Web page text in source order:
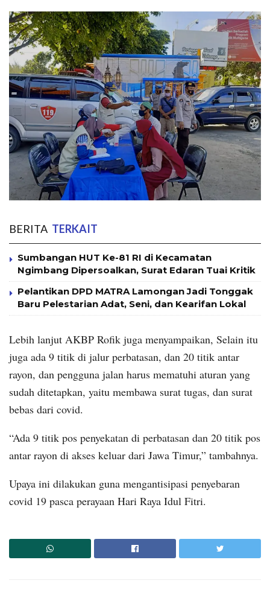
BERITA TERKAIT
Sumbangan HUT Ke-81 RI di Kecamatan
Ngimbang Dipersoalkan, Surat Edaran Tuai Kritik
Pelantikan DPD MATRA Lamongan Jadi Tonggak
Baru Pelestarian Adat, Seni, dan Kearifan Lokal
Lebih lanjut AKBP Rofik juga menyampaikan, Selain itu
juga ada 9 titik di jalur perbatasan, dan 20 titik antar
rayon, dan pengguna jalan harus mematuhi aturan yang
sudah ditetapkan, yaitu membawa surat tugas, dan surat
bebas dari covid.
“Ada 9 titik pos penyekatan di perbatasan dan 20 titik pos
antar rayon di akses keluar dari Jawa Timur,” tambahnya.
Upaya ini dilakukan guna mengantisipasi penyebaran
covid 19 pasca perayaan Hari Raya Idul Fitri.